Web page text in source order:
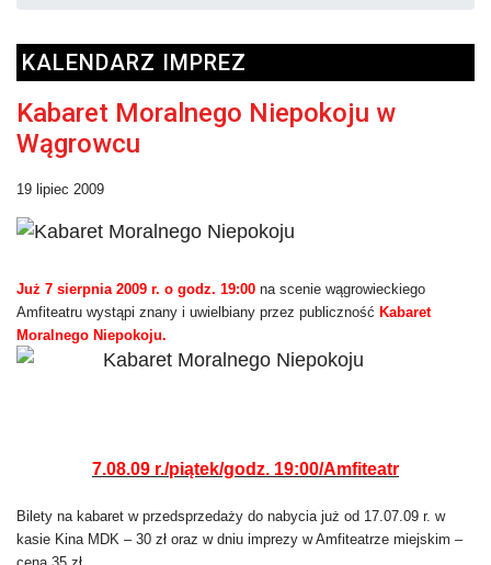
KALENDARZ IMPREZ
Kabaret Moralnego Niepokoju w
Wągrowcu
19 lipiec 2009
Już 7 sierpnia 2009 r. o godz. 19:00 na scenie wągrowieckiego
Amfiteatru wystąpi znany i uwielbiany przez publiczność Kabaret
Moralnego Niepokoju.
7.08.09 r./piątek/godz. 19:00/Amfiteatr
Bilety na kabaret w przedsprzedaży do nabycia już od 17.07.09 r. w
kasie Kina MDK – 30 zł oraz w dniu imprezy w Amfiteatrze miejskim –